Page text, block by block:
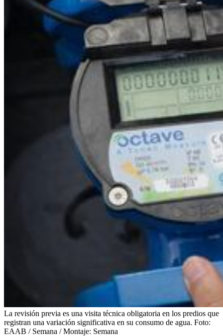
La revisión previa es una visita técnica obligatoria en los predios que
registran una variación significativa en su consumo de agua. Foto:
EAAB / Semana / Montaje: Semana